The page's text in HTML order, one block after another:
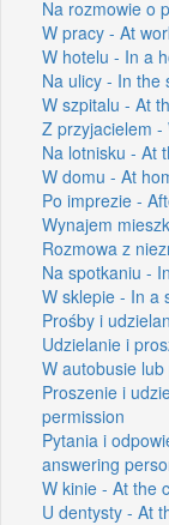
Na rozmowie o
W pracy - At
W hotelu - In a
Na ulicy - In the
W szpitalu - At
Z przyjacielem -
Na lotnisku - At
W domu - At
Po imprezie -
Wynajem
Rozmowa z
Na spotkaniu -
W sklepie - In a
Prośby i
Udzielanie i
W autobusie
Proszenie i
permission
Pytania i
answering
W kinie - At the
U dentysty - At